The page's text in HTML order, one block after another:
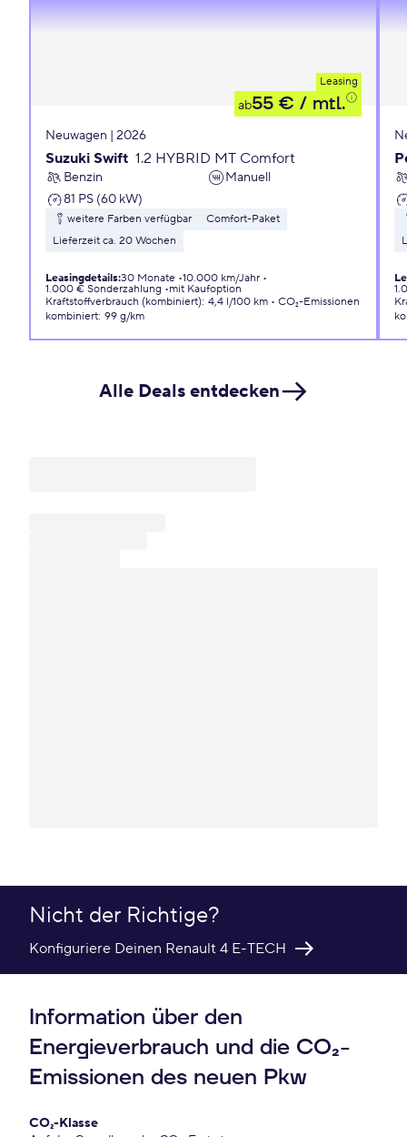
Leasing
ab55 € / mtl.
Neuwagen | 2026
Suzuki Swift 1.2 HYBRID MT Comfort
Benzin
Manuell
81 PS (60 kW)
weitere Farben verfügbar
Comfort-Paket
Lieferzeit ca. 20 Wochen
Leasingdetails:30 Monate 10.000 km/Jahr
1.000 € Sonderzahlung
mit Kaufoption
Kraftstoffverbrauch (kombiniert): 4,4 l/100 km
CO₂-Emissionen
kombiniert: 99 g/km
Alle Deals entdecken
Nicht der Richtige?
Konfiguriere Deinen Renault 4 E-TECH
Information über den
Energieverbrauch und die CO₂-
Emissionen des neuen Pkw
CO₂-Klasse